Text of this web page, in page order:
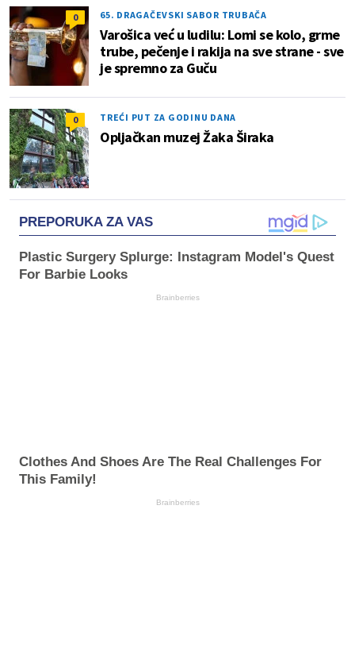
0 65. DRAGAČEVSKI SABOR TRUBAČA
Varošica već u ludilu: Lomi se kolo, grme
trube, pečenje i rakija na sve strane - sve
je spremno za Guču
0 TREĆI PUT ZA GODINU DANA
Opljačkan muzej Žaka Širaka
PREPORUKA ZA VAS
Plastic Surgery Splurge: Instagram Model's Quest
For Barbie Looks
Brainberries
Clothes And Shoes Are The Real Challenges For
This Family!
Brainberries